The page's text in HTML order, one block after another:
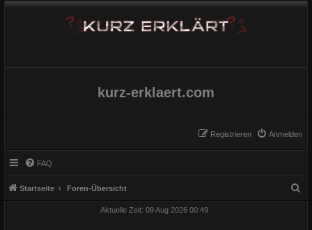
kurz-erklaert.com
Anmelden
Registrieren
FAQ
Startseite Foren-Übersicht
Aktuelle Zeit: 09 Aug 2026 00:49